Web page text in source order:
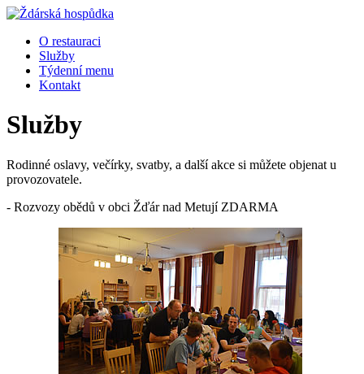
O restauraci
Služby
Týdenní menu
Kontakt
Služby
Rodinné oslavy, večírky, svatby, a další akce si můžete objenat u
provozovatele.
- Rozvozy obědů v obci Žďár nad Metují ZDARMA